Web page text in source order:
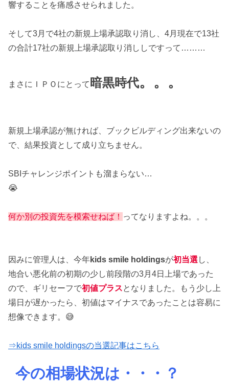
響することを痛感させられました。
そして3月で4社の新規上場承認取り消し、4月現在で13社
の合計17社の新規上場承認取り消ししですって………
まさにＩＰＯにとって暗黒時代。。。
新規上場承認が無ければ、ブックビルディング出来ないの
で、結果投資として成り立ちません。
SBIチャレンジポイントも溜まらない…
😭
何か別の投資先を模索せねば！ ってなりますよね。。。
因みに管理人は、今年kids smile holdingsが初当選し、
地合い悪化前の初期の少し前段階の3月4日上場であった
ので、ギリセーフで初値プラスとなりました。もう少し上
場日が遅かったら、初値はマイナスであったことは容易に
想像できます。😅
⇒kids smile holdingsの当選記事はこちら
今の相場状況は・・・？